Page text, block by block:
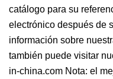
catálogo para su
electrónico después de
información sobre
también puede visitar
in-china.com Nota: el